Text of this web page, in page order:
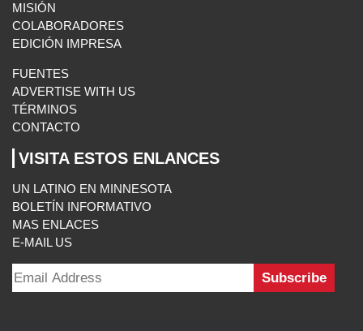
MISIÓN
COLABORADORES
EDICIÓN IMPRESA
FUENTES
ADVERTISE WITH US
TÉRMINOS
CONTACTO
VISITA ESTOS ENLANCES
UN LATINO EN MINNESOTA
BOLETÍN INFORMATIVO
MAS ENLACES
E-MAIL US